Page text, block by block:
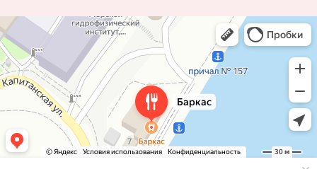
Баркас
Ресторан в Севастополе
Кафе в Севастополе